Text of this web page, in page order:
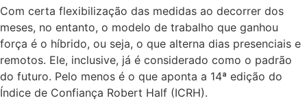
Com certa flexibilização das medidas ao decorrer dos
meses, no entanto, o modelo de trabalho que ganhou
força é o híbrido, ou seja, o que alterna dias presenciais e
remotos. Ele, inclusive, já é considerado como o padrão
do futuro. Pelo menos é o que aponta a 14ª edição do
Índice de Confiança Robert Half (ICRH).